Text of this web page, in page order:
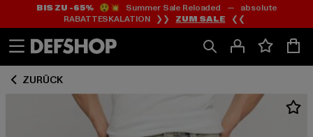
Zum
Inhalt
springen
Zum
Fußzeile
springen
BIS ZU -65%😲💥 Summer Sale Reloaded — absolute
RABATTESKALATION ❯❯ ZUM SALE ❮❮
ZURÜCK